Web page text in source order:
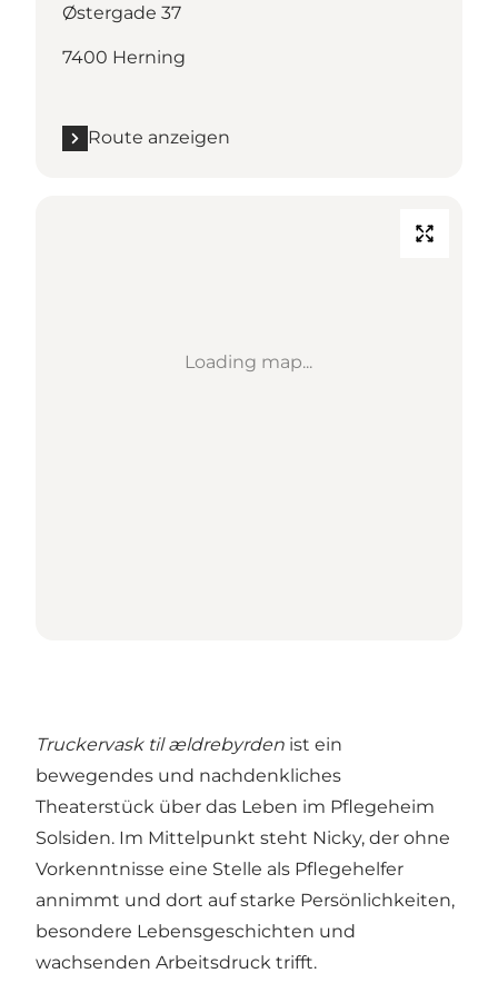
Østergade 37
7400 Herning
Route anzeigen
Loading map...
Truckervask til ældrebyrden ist ein
bewegendes und nachdenkliches
Theaterstück über das Leben im Pflegeheim
Solsiden. Im Mittelpunkt steht Nicky, der ohne
Vorkenntnisse eine Stelle als Pflegehelfer
annimmt und dort auf starke Persönlichkeiten,
besondere Lebensgeschichten und
wachsenden Arbeitsdruck trifft.